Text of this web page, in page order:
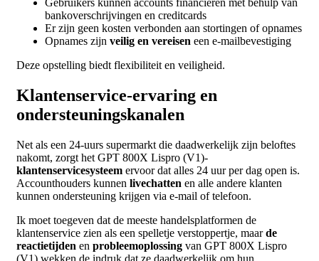
Gebruikers kunnen accounts financieren met behulp van
bankoverschrijvingen en creditcards
Er zijn geen kosten verbonden aan stortingen of opnames
Opnames zijn veilig en vereisen een e-mailbevestiging
Deze opstelling biedt flexibiliteit en veiligheid.
Klantenservice-ervaring en
ondersteuningskanalen
Net als een 24-uurs supermarkt die daadwerkelijk zijn beloftes
nakomt, zorgt het GPT 800X Lispro (V1)-
klantenservicesysteem ervoor dat alles 24 uur per dag open is.
Accounthouders kunnen livechatten en alle andere klanten
kunnen ondersteuning krijgen via e-mail of telefoon.
Ik moet toegeven dat de meeste handelsplatformen de
klantenservice zien als een spelletje verstoppertje, maarde
reactietijden en probleemoplossing van GPT 800X Lispro